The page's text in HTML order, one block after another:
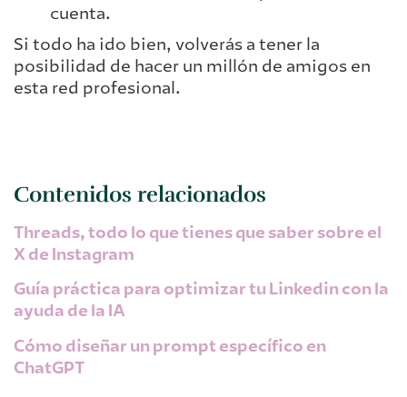
cuenta.
Si todo ha ido bien, volverás a tener la
posibilidad de hacer un millón de amigos en
esta red profesional.
Contenidos relacionados
Threads, todo lo que tienes que saber sobre el
X de Instagram
Guía práctica para optimizar tu Linkedin con la
ayuda de la IA
Cómo diseñar un prompt específico en
ChatGPT